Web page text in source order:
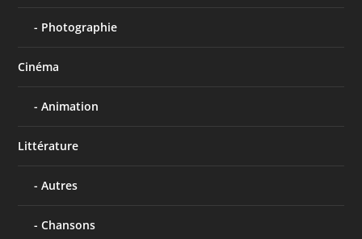
Photographie
Cinéma
Animation
Littérature
Autres
Chansons